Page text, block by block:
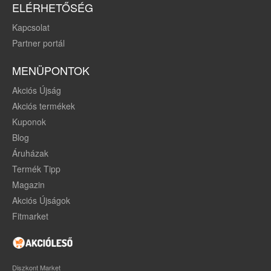
ELÉRHETŐSÉG
Kapcsolat
Partner portál
MENÜPONTOK
Akciós Újság
Akciós termékek
Kuponok
Blog
Áruházak
Termék Tipp
Magazin
Akciós Újságok
Fitmarket
Diszkont Market